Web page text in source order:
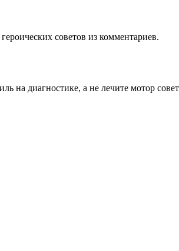
советов из комментариев.
диагностике, а не лечите мотор